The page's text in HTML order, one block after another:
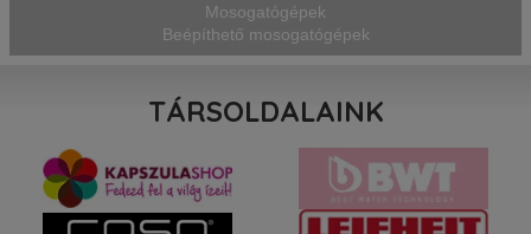
Mosogatógépek
Beépíthető mosogatógépek
TÁRSOLDALAINK